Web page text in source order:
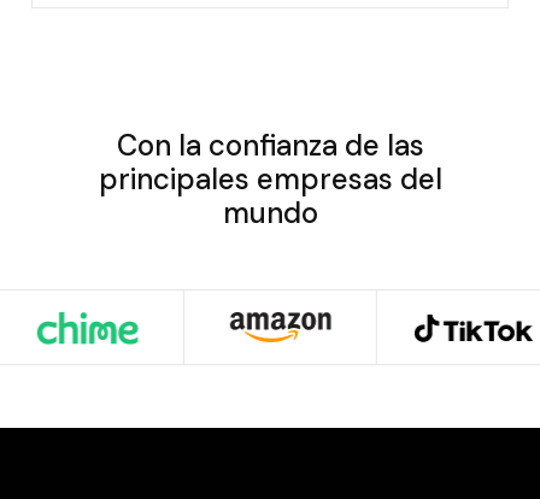
Con la confianza de las
principales empresas del
mundo